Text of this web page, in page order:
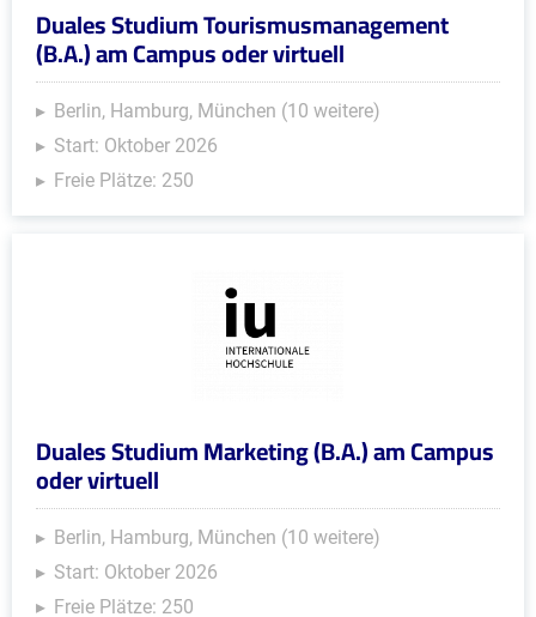
Duales Studium Tourismusmanagement
(B.A.) am Campus oder virtuell
Berlin, Hamburg, München (10 weitere)
Start: Oktober 2026
Freie Plätze: 250
Duales Studium Marketing (B.A.) am Campus
oder virtuell
Berlin, Hamburg, München (10 weitere)
Start: Oktober 2026
Freie Plätze: 250